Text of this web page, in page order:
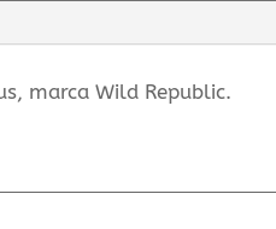
marca Wild Republic.